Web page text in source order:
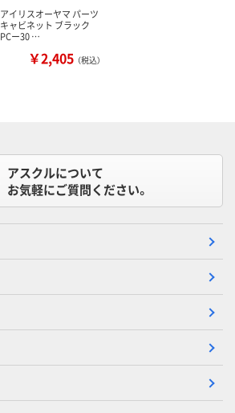
アイリスオーヤマ パーツ
キャビネット ブラック
PCー30 …
￥2,405 （税込）
アスクルについて
お気軽にご質問ください。